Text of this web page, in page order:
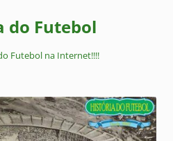
do Futebol
Futebol na Internet!!!!